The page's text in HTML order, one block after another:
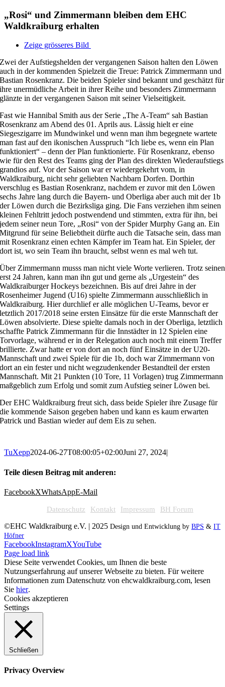
„Rosi“ und Zimmermann bleiben dem EHC
Waldkraiburg erhalten
Zeige grösseres Bild
Zwei der Aufstiegshelden der vergangenen Saison halten den Löwen
auch in der kommenden Spielzeit die Treue: Patrick Zimmermann und
Bastian Rosenkranz. Die beiden Spieler sind bekannt und geschätzt für
ihre unermüdliche Arbeit in ihrer Reihe und besonders Zimmermann
glänzte in der vergangenen Saison mit seiner Vielseitigkeit.
Fast wie Hannibal Smith aus der Serie „The A-Team“ sah Bastian
Rosenkranz am Abend des 01. Aprils aus. Lässig hielt er eine
Siegeszigarre im Mundwinkel und wenn man ihm begegnete wartete
man fast auf den ikonischen Ausspruch “Ich liebe es, wenn ein Plan
funktioniert“ – denn der Plan funktionierte. Für Rosenkranz, ebenso
wie für den Rest des Teams ging der Plan des direkten Wiederaufstiegs
grandios auf. Vor der Saison war er wiedergekehrt vom, in
Waldkraiburg, nicht sehr geliebten Nachbarn Dorfen. Dorthin
verschlug es Bastian Rosenkranz, nachdem er zuvor mit den Löwen
sechs Jahre lang durch die Bayern- und Oberliga aber auch mit der 1b
der Löwen durch die Bezirksliga ging. Die Fans verziehen ihm seinen
kleinen Fehltritt jedoch postwendend und stimmten, extra für ihn, bei
jedem seiner neun Tore, „Rosi“ von der Spider Murphy Gang an. Ein
Mitgrund für seine Beliebtheit dürfte auch die Tatsache sein, dass man
mit Rosenkranz einen echten Kämpfer im Team hat. Ein Spieler, der
dort ist, wo sein Team ihn braucht, selbst wenn es mal weh tut.
Über Zimmermann musss man nicht viele Worte verlieren. Trotz seinen
erst 24 Jahren, kann man ihn gut und gerne als „Urgestein“ des
Waldkraiburger Hockeys bezeichnen. Bis auf drei Jahre in der
Rosenheimer Jugend (U16) spielte Zimmermann ausschließlich in
Waldkraiburg. Hier durchlief er alle möglichen U-Teams, bevor er
letztlich 2017/2018 seine ersten Einsätze für die erste Mannschaft der
Löwen absolvierte. Diese spielte damals noch in der Oberliga, letztlich
schaffte Patrick Zimmermann für die Innstädter in 12 Spielen eine
Torvorlage, während er in der Relegation auch noch mit einem Treffer
brillierte. Zwar hatte er von dort an noch fünf Einsätze in der U20-
Mannschaft und zwei Spiele für die 1b, doch war Zimmermann von
dort an ein fester und nicht wegzudenkender Bestandteil der ersten
Mannschaft. Mit 21 Punkten (10 Tore, 11 Vorlagen) trug Zimmermann
maßgeblich zum Erfolg und somit zum Aufstieg seiner Löwen bei.
Der EHC Waldkraiburg freut sich, dass beide Spieler ihre Zusage für
die kommende Saison gegeben haben und kann es kaum erwarten
Patrick und Bastian wieder auf dem Eis zu sehen.
TuXepp2024-06-27T08:00:05+02:00Juni 27, 2024|
Teile diesen Beitrag mit anderen:
FacebookXWhatsAppE-Mail
Datenschutz Kontakt Impressum BH Forum
©EHC Waldkraiburg e.V. | 2025 Design und Entwicklung by BPS & IT
Höfner
FacebookInstagramXYouTube
Page load link
Diese Seite verwendet Cookies, um Ihnen die beste
Nutzungserfahrung auf unserer Webseite zu bieten. Für weitere
Informationen zum Datenschutz von ehcwaldkraiburg.com, lesen
Sie hier.
Cookies akzeptieren
Settings
Schließen
Privacy Overview